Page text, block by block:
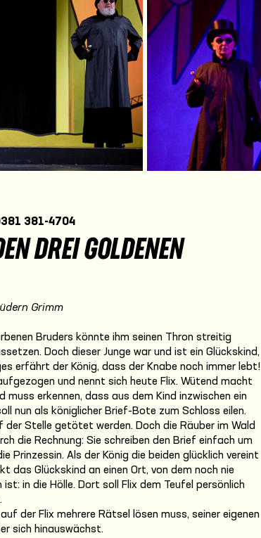
381-4704
DREI GOLDENEN
Grimm
Bruders könnte ihm seinen Thron streitig
Doch dieser Junge war und ist ein Glückskind,
erfährt der König, dass der Knabe noch immer lebt!
und nennt sich heute Flix. Wütend macht
muss erkennen, dass aus dem Kind inzwischen ein
nun als königlicher Brief-Bote zum Schloss eilen.
der Stelle getötet werden. Doch die Räuber im Wald
die Rechnung: Sie schreiben den Brief einfach um
Prinzessin. Als der König die beiden glücklich vereint
Glückskind an einen Ort, von dem noch nie
in die Hölle. Dort soll Flix dem Teufel persönlich
der Flix mehrere Rätsel lösen muss, seiner eigenen
sich hinauswächst.